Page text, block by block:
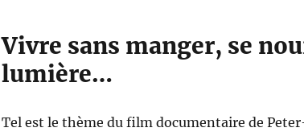
Vivre sans manger, se
lumière…
Tel est le thème du film documentaire de